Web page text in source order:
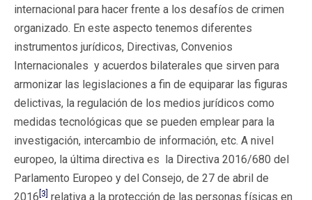
internacional para hacer frente a los desafíos de crimen
organizado. En este aspecto tenemos diferentes
instrumentos jurídicos, Directivas, Convenios
Internacionales y acuerdos bilaterales que sirven para
armonizar las legislaciones a fin de equiparar las figuras
delictivas, la regulación de los medios jurídicos como
medidas tecnológicas que se pueden emplear para la
investigación, intercambio de información, etc. A nivel
europeo, la última directiva es la Directiva 2016/680 del
Parlamento Europeo y del Consejo, de 27 de abril de
2016 [3] relativa a la protección de las personas físicas en